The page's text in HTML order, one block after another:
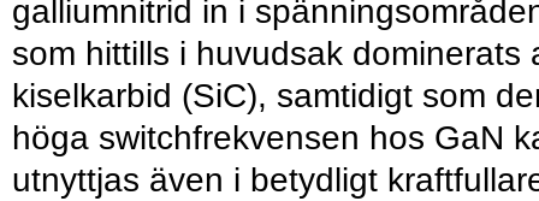
galliumnitrid in i
som hittills i huvudsak dominerats
kiselkarbid (SiC), samtidigt som
höga switchfrekvensen hos GaN
utnyttjas även i betydligt